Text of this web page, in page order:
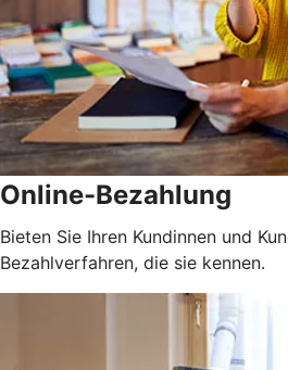
Online-Bezahlung
Bieten Sie Ihren Kundinnen und
Bezahlverfahren, die sie kennen.